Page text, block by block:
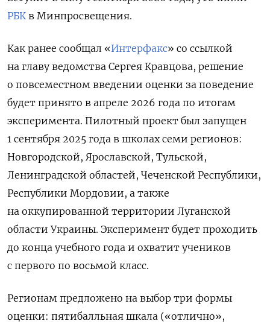
РБК в Минпросвещения.
Как ранее сообщал «Интерфакс» со ссылкой
на главу ведомства Сергея Кравцова, решение
о повсеместном введении оценки за поведение
будет принято в апреле 2026 года по итогам
эксперимента. Пилотный проект был запущен
1 сентября 2025 года в школах семи регионов:
Новгородской, Ярославской, Тульской,
Ленинградской областей, Чеченской Республики,
Республики Мордовии, а также
на оккупированной территории Луганской
области Украины. Эксперимент будет проходить
до конца учебного года и охватит учеников
с первого по восьмой класс.
Регионам предложено на выбор три формы
оценки: пятибалльная шкала («отлично»,